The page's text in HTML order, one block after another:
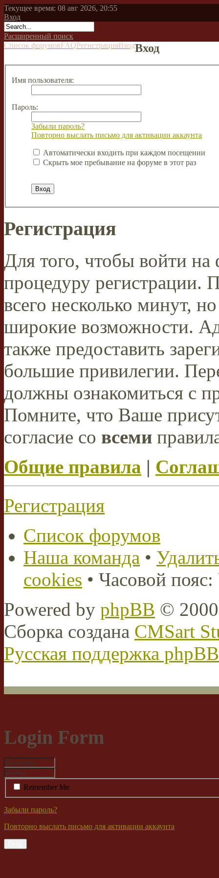
Текущее время: 08 авг 2026, 20:55
Вход
Расширенный поиск
Список форумовFAQРегистрацияВходВход
Имя пользователя:
Пароль:
Забыли пароль?
Повторно выслать письмо для активации аккаунта
Автоматически входить при каждом посещении
Скрыть мое пребывание на форуме в этот раз
Регистрация
Для того, чтобы войти
процедуру регистрации.
всего несколько минут,
широкие возможности.
также предоставить
большие привилегии.
должны ознакомиться с
Помните, что Ваше
согласие со всеми
Общие правила |
Регистрация
Список форумов
Наша команда •
cookies • Часовой
Powered by phpBB ©
Сборка создана CMSart
Русская поддержка phpBB
Login Form
Remember Me
Забыли пароль?
Повторно выслать письмо для активации аккаунта